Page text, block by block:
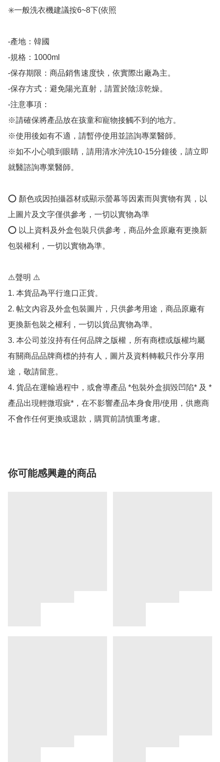
✳️一般洗衣機建議按6~8下(依照
-產地：韓國
-規格：1000ml
-保存期限：商品銷售速度快，依實際出廠為主。
-保存方式：避免陽光直射，請置於陰涼乾燥。
-注意事項：
※請確保將產品放在孩童和寵物接觸不到的地方。
※使用後如有不適，請暫停使用並諮詢專業醫師。
※如不小心噴到眼睛，請用清水沖洗10-15分鐘後，請立即
就醫諮詢專業醫師。
⭕️ 顏色或因拍攝器材或顯示螢幕等因素而與實物有異，以
上圖片及文字僅供參考，一切以實物為準
⭕️ 以上資料及外盒包裝只供參考，商品外盒原廠有更換新
包裝權利，一切以實物為準。
⚠️聲明 ⚠️
1. 本貨品為平行進口正貨。
2. 帖文內容及外盒包裝圖片，只供參考用途，商品原廠有
更換新包裝之權利，一切以貨品實物為準。
3. 本公司並沒持有任何品牌之版權，所有商標或版權均屬
有關商品品牌商標的持有人，圖片及資料轉載只作分享用
途，敬請留意。
4. 貨品在運輸過程中，或會導產品 *包裝外盒損毀凹陷* 及 *
產品出現輕微瑕疵*，在不影響產品本身食用/使用，供應商
不會作任何更換或退款，購買前請慎重考慮。
你可能感興趣的商品